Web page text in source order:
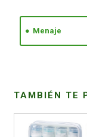
Menaje
TAMBIÉN TE